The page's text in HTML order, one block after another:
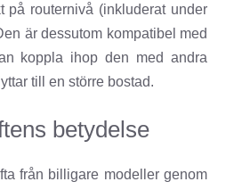
på routernivå (inkluderat under
är dessutom kompatibel med
koppla ihop den med andra
till en större bostad.
betydelse
från billigare modeller genom